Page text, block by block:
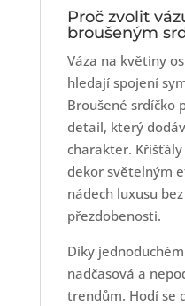
Proč zvolit
broušeným
Váza na květiny
hledají spojení
Broušené srdíčko
detail, který
charakter.
dekor světelným
nádech luxusu
přezdobenosti.
Díky
nadčasová a
trendům. Hodí se